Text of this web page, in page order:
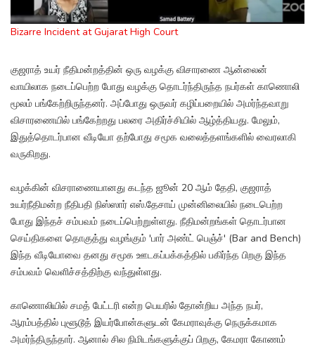
Bizarre Incident at Gujarat High Court
குஜராத் உயர் நீதிமன்றத்தின் ஒரு வழக்கு விசாரணை ஆன்லைன்
வாயிலாக நடைப்பெற்ற போது வழக்கு தொடர்ந்திருந்த நபர்கள் காணொலி
மூலம் பங்கேற்றிருந்தனர். அப்போது ஒருவர் கழிப்பறையில் அமர்ந்தவாறு
விசாரணையில் பங்கேற்றது பலரை அதிர்ச்சியில் ஆழ்த்தியது. மேலும்,
இதுத்தொடர்பான வீடியோ தற்போது சமூக வலைத்தளங்களில் வைரலாகி
வருகிறது.
வழக்கின் விசராணையானது கடந்த ஜூன் 20 ஆம் தேதி, குஜராத்
உயர்நீதிமன்ற நீதிபதி நிஸ்ஸார் எஸ்.தேசாய் முன்னிலையில் நடைபெற்ற
போது இந்தச் சம்பவம் நடைப்பெற்றுள்ளது. நீதிமன்றங்கள் தொடர்பான
செய்திகளை தொகுத்து வழங்கும் 'பார் அண்ட் பெஞ்ச்' (Bar and Bench)
இந்த வீடியோவை தனது சமூக ஊடகப்பக்கத்தில் பகிர்ந்த பிறகு இந்த
சம்பவம் வெளிச்சத்திற்கு வந்துள்ளது.
காணொலியில் சமத் பேட்டரி என்ற பெயரில் தோன்றிய அந்த நபர்,
ஆரம்பத்தில் புளூடூத் இயர்போன்களுடன் கேமராவுக்கு நெருக்கமாக
அமர்ந்திருந்தார். ஆனால் சில நிமிடங்களுக்குப் பிறகு, கேமரா கோணம்